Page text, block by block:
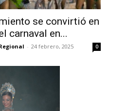
se convirtió en
carnaval en...
- 24 febrero, 2025 0